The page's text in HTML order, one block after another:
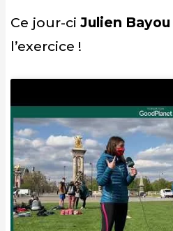
Ce jour-ci Julien Bayou
l’exercice !